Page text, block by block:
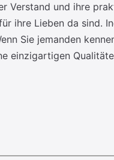
Verstand und ihre
ihre Lieben da sind.
Sie jemanden
einzigartigen